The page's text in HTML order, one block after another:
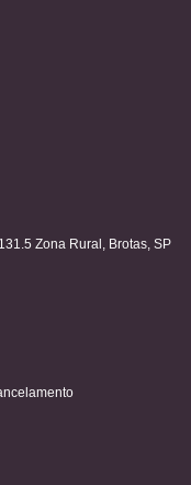
Zona Rural, Brotas, SP